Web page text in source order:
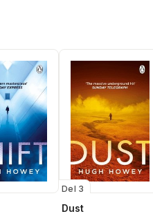
Del 3
Dust